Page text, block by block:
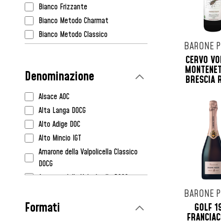
Ca' Del Bosco
Cà Maiol
Canella
Castello Della Sala Marchesi Antinori
Cavalleri
Cave De Cleebourg
Citari
Claudio Mariotto
Clos De Somméré
Corteforte
Bianco Frizzante
Bianco Metodo Charmat
Bianco Metodo Classico
Rosato
Rosato Metodo Classico
Rosso Dolce Frizzante
Rosso Frizzante
Denominazione
Alsace AOC
Alta Langa DOCG
Alto Adige DOC
Alto Mincio IGT
Amarone della Valpolicella Classico
DOCG
Amarone della Valpolicella DOCG
Asolo Prosecco DOCG
Formati
BARONE
CERVO
BRESCIA
BARONE
GOLF